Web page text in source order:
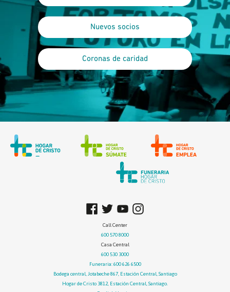
Nuevos socios
Coronas de caridad
Call Center
600 570 8000
Casa Central
600 530 3000
Funeraria: 600 626 6500
Bodega central, Jotabeche 867, Estación Central, Santiago
Hogar de Cristo 3812, Estación Central, Santiago.